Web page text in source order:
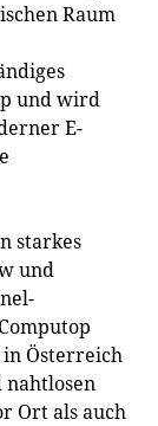
Raum
und wird
E-
starkes
und
Österreich
nahtlosen
Ort als auch